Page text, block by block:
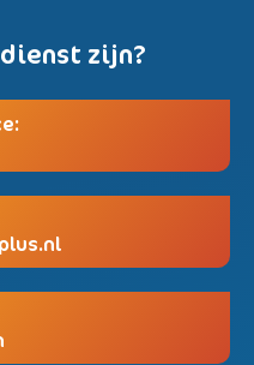
zijn?